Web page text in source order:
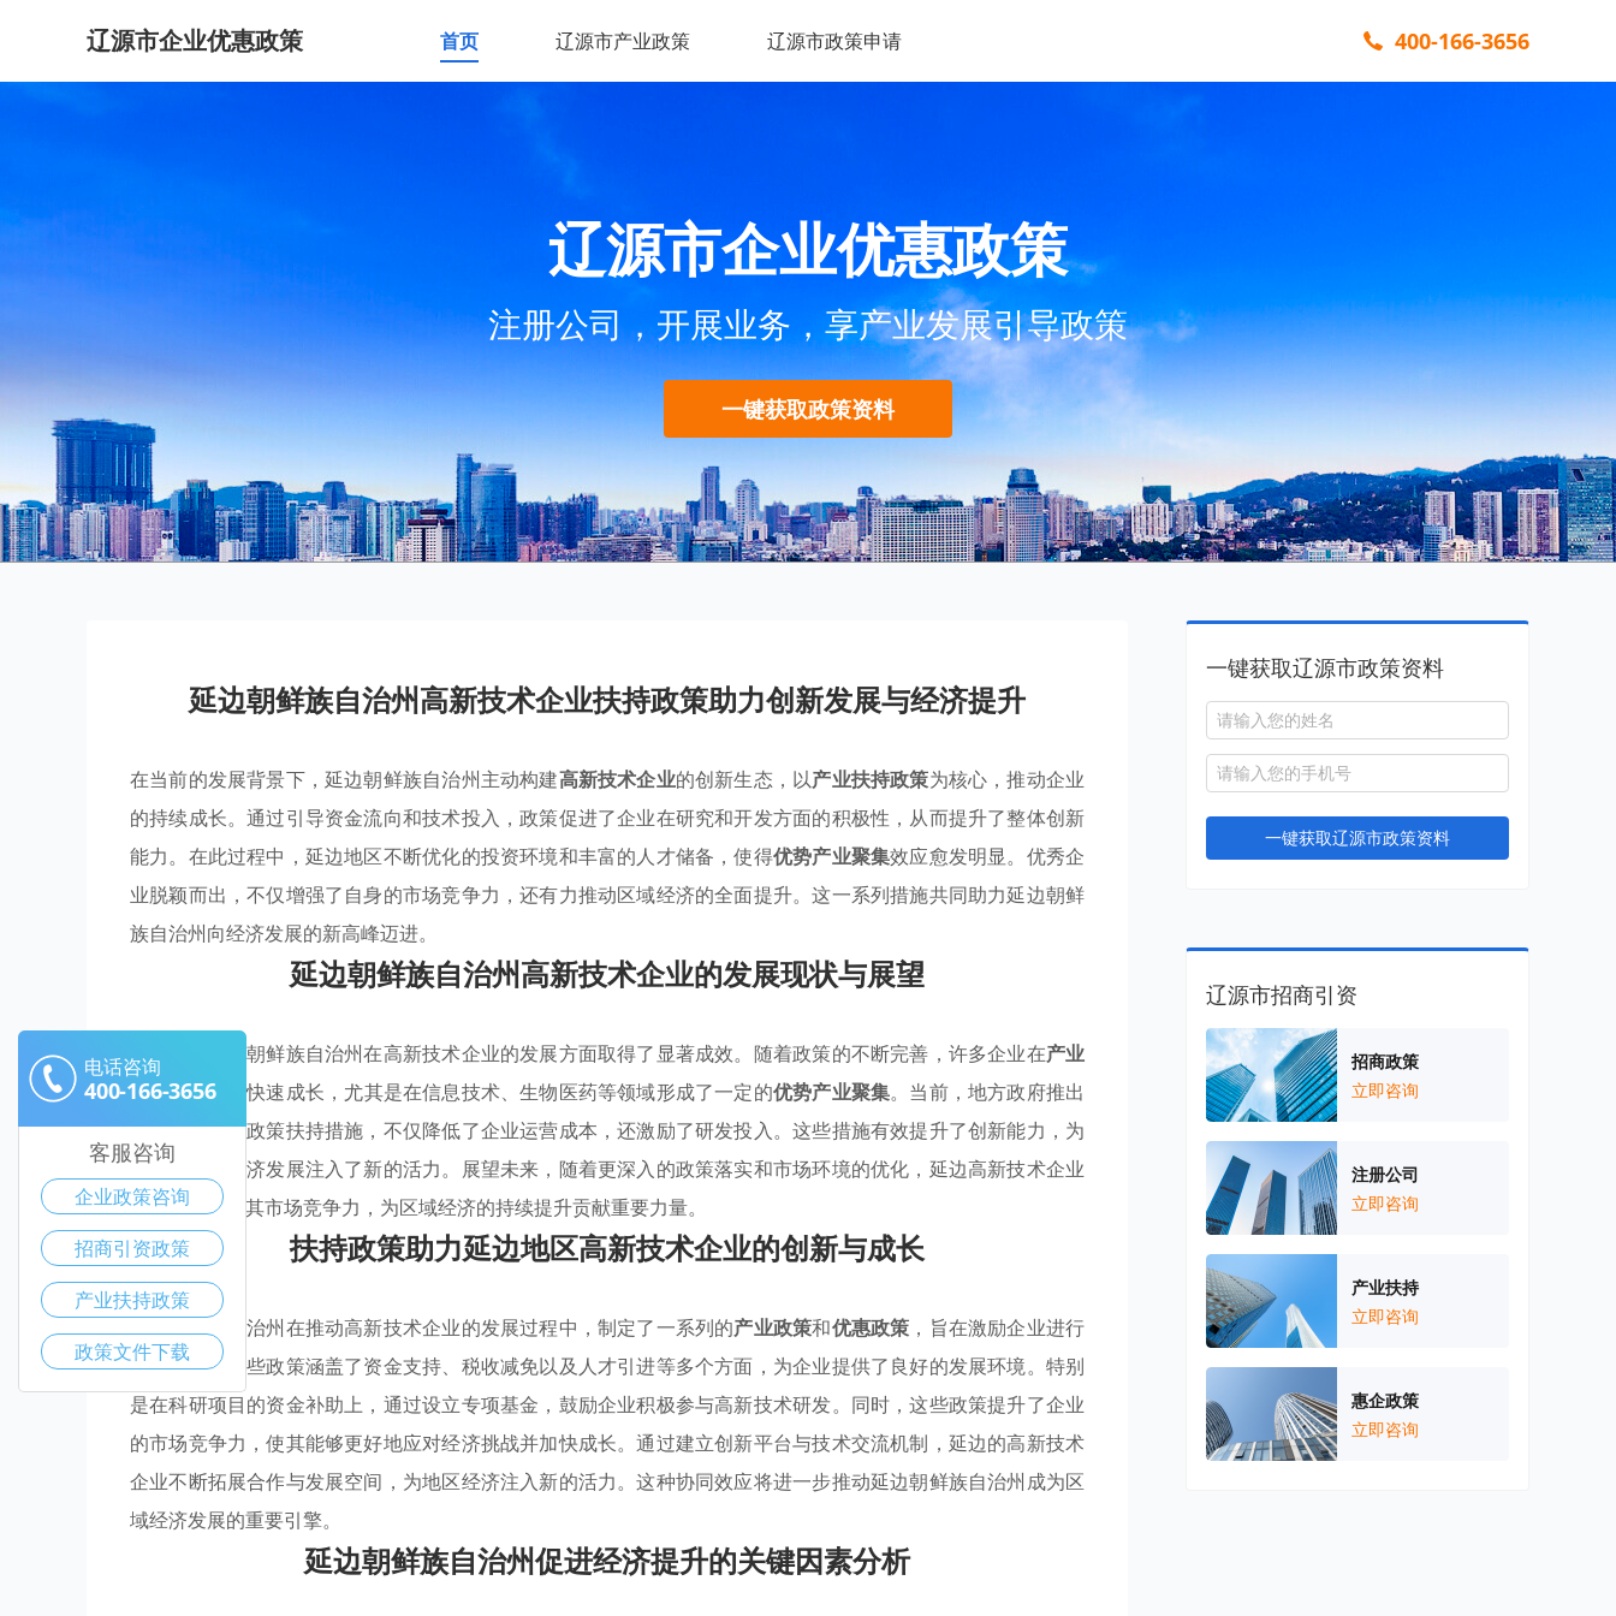
辽源市企业优惠政策 首页 辽源市产业政策 辽源市政策申请 400-166-3656
辽源市企业优惠政策
注册公司，开展业务，享产业发展引导政策
一键获取政策资料
延边朝鲜族自治州高新技术企业扶持政策助力创新发展与经济提升
在当前的发展背景下，延边朝鲜族自治州主动构建高新技术企业的创新生态，以产业扶持政策为核心，推动企业
的持续成长。通过引导资金流向和技术投入，政策促进了企业在研究和开发方面的积极性，从而提升了整体创新
能力。在此过程中，延边地区不断优化的投资环境和丰富的人才储备，使得优势产业聚集效应愈发明显。优秀企
业脱颖而出，不仅增强了自身的市场竞争力，还有力推动区域经济的全面提升。这一系列措施共同助力延边朝鲜
族自治州向经济发展的新高峰迈进。
延边朝鲜族自治州高新技术企业的发展现状与展望
近年来，延边朝鲜族自治州在高新技术企业的发展方面取得了显著成效。随着政策的不断完善，许多企业在产业
扶持的支持下快速成长，尤其是在信息技术、生物医药等领域形成了一定的优势产业聚集。当前，地方政府推出
了一系列惠企政策扶持措施，不仅降低了企业运营成本，还激励了研发投入。这些措施有效提升了创新能力，为
延边地区的经济发展注入了新的活力。展望未来，随着更深入的政策落实和市场环境的优化，延边高新技术企业
将进一步增强其市场竞争力，为区域经济的持续提升贡献重要力量。
扶持政策助力延边地区高新技术企业的创新与成长
延边朝鲜族自治州在推动高新技术企业的发展过程中，制定了一系列的产业政策和优惠政策 ，旨在激励企业进行
技术创新。这些政策涵盖了资金支持、税收减免以及人才引进等多个方面，为企业提供了良好的发展环境。特别
是在科研项目的资金补助上，通过设立专项基金，鼓励企业积极参与高新技术研发。同时，这些政策提升了企业
的市场竞争力，使其能够更好地应对经济挑战并加快成长。通过建立创新平台与技术交流机制，延边的高新技术
企业不断拓展合作与发展空间，为地区经济注入新的活力。这种协同效应将进一步推动延边朝鲜族自治州成为区
域经济发展的重要引擎。
延边朝鲜族自治州促进经济提升的关键因素分析
一键获取辽源市政策资料
一键获取辽源市政策资料
辽源市招商引资
招商政策
立即咨询
注册公司
立即咨询
产业扶持
立即咨询
惠企政策
立即咨询
电话咨询
400-166-3656
客服咨询
企业政策咨询
招商引资政策
产业扶持政策
政策文件下载